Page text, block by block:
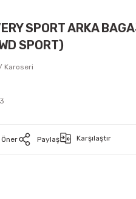
SPORT ARKA
SPORT)
Karoseri
Paylaş Karşılaştır